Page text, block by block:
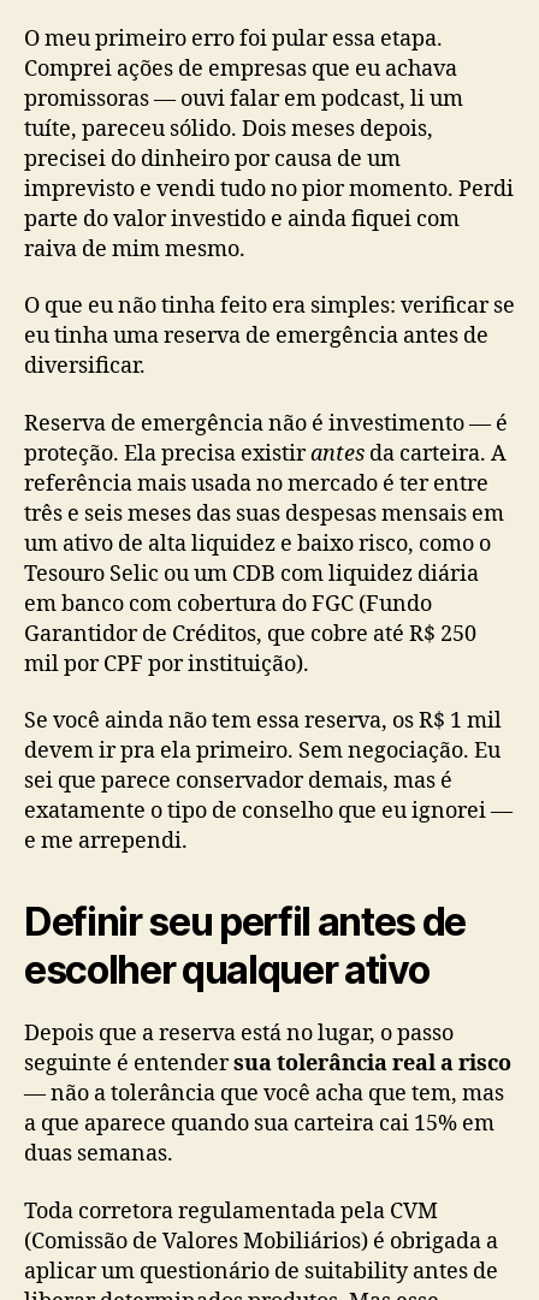
O meu primeiro erro foi pular essa etapa.
Comprei ações de empresas que eu achava
promissoras — ouvi falar em podcast, li um
tuíte, pareceu sólido. Dois meses depois,
precisei do dinheiro por causa de um
imprevisto e vendi tudo no pior momento. Perdi
parte do valor investido e ainda fiquei com
raiva de mim mesmo.
O que eu não tinha feito era simples: verificar se
eu tinha uma reserva de emergência antes de
diversificar.
Reserva de emergência não é investimento — é
proteção. Ela precisa existirantes da carteira. A
referência mais usada no mercado é ter entre
três e seis meses das suas despesas mensais em
um ativo de alta liquidez e baixo risco, como o
Tesouro Selic ou um CDB com liquidez diária
em banco com cobertura do FGC (Fundo
Garantidor de Créditos, que cobre até R$ 250
mil por CPF por instituição).
Se você ainda não tem essa reserva, os R$ 1 mil
devem ir pra ela primeiro. Sem negociação. Eu
sei que parece conservador demais, mas é
exatamente o tipo de conselho que eu ignorei —
e me arrependi.
Definir seu perfil antes de
escolher qualquer ativo
Depois que a reserva está no lugar, o passo
seguinte é entendersua tolerância real a risco
— não a tolerância que você acha que tem, mas
a que aparece quando sua carteira cai 15% em
duas semanas.
Toda corretora regulamentada pela CVM
(Comissão de Valores Mobiliários) é obrigada a
aplicar um questionário de suitability antes de